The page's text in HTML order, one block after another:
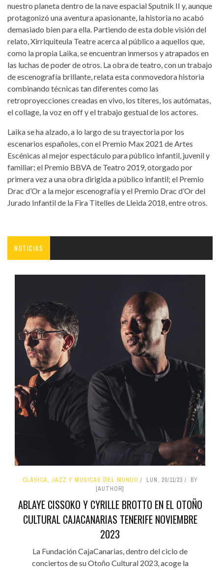
nuestro planeta dentro de la nave espacial Sputnik II y, aunque
protagonizó una aventura apasionante, la historia no acabó
demasiado bien para ella. Partiendo de esta doble visión del
relato, Xirriquiteula Teatre acerca al público a aquellos que,
como la propia Laika, se encuentran inmersos y atrapados en
las luchas de poder de otros. La obra de teatro, con un trabajo
de escenografía brillante, relata esta conmovedora historia
combinando técnicas tan diferentes como las
retroproyecciones creadas en vivo, los títeres, los autómatas,
el collage, la voz en off y el trabajo gestual de los actores.
Laika se ha alzado, a lo largo de su trayectoria por los
escenarios españoles, con el Premio Max 2021 de Artes
Escénicas al mejor espectáculo para público infantil, juvenil y
familiar; el Premio BBVA de Teatro 2019, otorgado por
primera vez a una obra dirigida a público infantil; el Premio
Drac d’Or a la mejor escenografía y el Premio Drac d’Or del
Jurado Infantil de la Fira Titelles de Lleida 2018, entre otros.
NOTICIAS
CLÁSICA, JAZZ Y MÚSICAS DEL MUNDO LUN, 20/11/23
BY
[AUTHOR]
ABLAYE CISSOKO Y CYRILLE BROTTO EN EL OTOÑO
CULTURAL CAJACANARIAS TENERIFE NOVIEMBRE
2023
La Fundación CajaCanarias, dentro del ciclo de
conciertos de su Otoño Cultural 2023, acoge la